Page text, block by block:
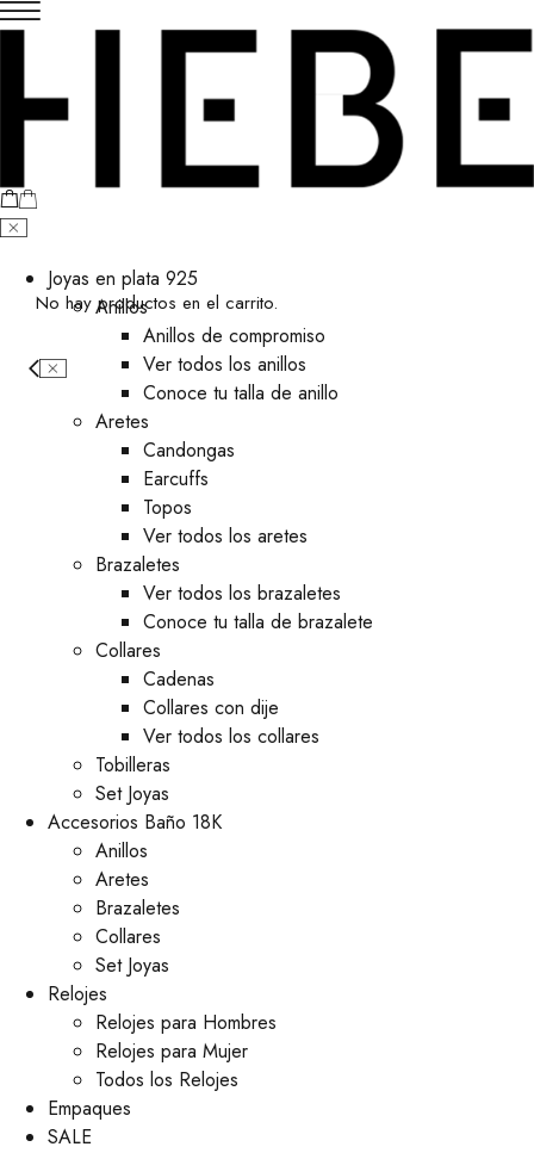
No hay productos en el carrito.
Joyas en plata 925
Anillos
Anillos de compromiso
Ver todos los anillos
Conoce tu talla de anillo
Aretes
⁠Candongas
Earcuffs
Topos
Ver todos los aretes
Brazaletes
Ver todos los brazaletes
Conoce tu talla de brazalete
Collares
Cadenas
Collares con dije
Ver todos los collares
Tobilleras
Set Joyas
Accesorios Baño 18K
Anillos
Aretes
Brazaletes
Collares
Set Joyas
Relojes
Relojes para Hombres
Relojes para Mujer
Todos los Relojes
Empaques
SALE